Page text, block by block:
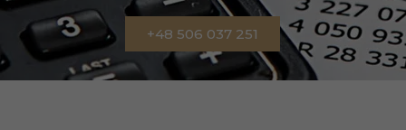
+48 506 037 251